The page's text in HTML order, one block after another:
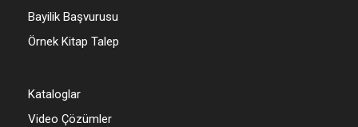
Bayilik Başvurusu
Örnek Kitap Talep
Kataloglar
Video Çözümler